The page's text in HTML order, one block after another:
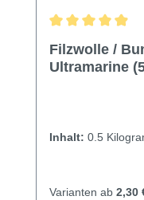
Filzwolle /
Ultramarine
Inhalt: 0.5
Varianten ab 2,30